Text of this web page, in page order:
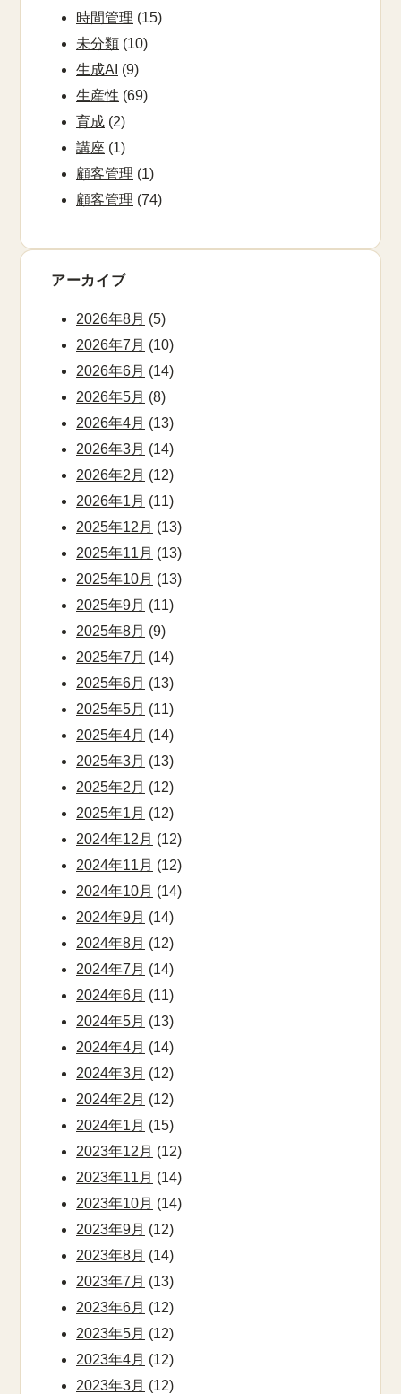
時間管理 (15)
未分類 (10)
生成AI (9)
生産性 (69)
育成 (2)
講座 (1)
顧客管理 (1)
顧客管理 (74)
アーカイブ
2026年8月 (5)
2026年7月 (10)
2026年6月 (14)
2026年5月 (8)
2026年4月 (13)
2026年3月 (14)
2026年2月 (12)
2026年1月 (11)
2025年12月 (13)
2025年11月 (13)
2025年10月 (13)
2025年9月 (11)
2025年8月 (9)
2025年7月 (14)
2025年6月 (13)
2025年5月 (11)
2025年4月 (14)
2025年3月 (13)
2025年2月 (12)
2025年1月 (12)
2024年12月 (12)
2024年11月 (12)
2024年10月 (14)
2024年9月 (14)
2024年8月 (12)
2024年7月 (14)
2024年6月 (11)
2024年5月 (13)
2024年4月 (14)
2024年3月 (12)
2024年2月 (12)
2024年1月 (15)
2023年12月 (12)
2023年11月 (14)
2023年10月 (14)
2023年9月 (12)
2023年8月 (14)
2023年7月 (13)
2023年6月 (12)
2023年5月 (12)
2023年4月 (12)
2023年3月 (12)